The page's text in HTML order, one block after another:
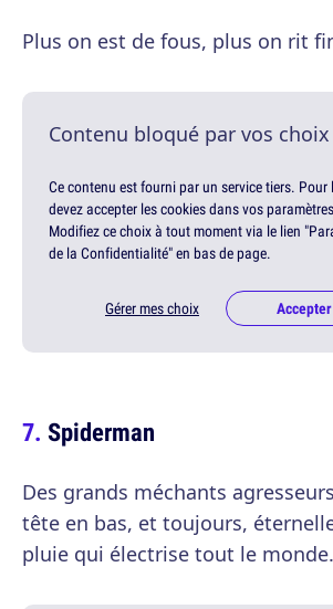
Plus on est de fous, plus on rit
Contenu bloqué par vos
Ce contenu est fourni par un service tiers. Pour
devez accepter les cookies dans vos
Modifiez ce choix à tout moment via le lien
de la Confidentialité" en bas de page.
Gérer mes choix
Spiderman
Des grands méchants
tête en bas, et toujours,
pluie qui électrise tout le monde.